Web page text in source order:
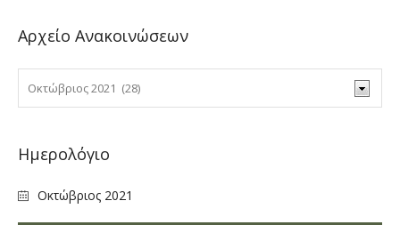
Αρχείο Ανακοινώσεων
Ημερολόγιο
Οκτώβριος 2021